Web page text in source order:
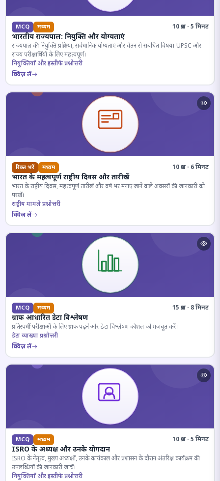
MCQ मध्यम 10 प्रश्न · 5 मिनट
भारतीय राज्यपाल: नियुक्ति और योग्यताएं
राज्यपाल की नियुक्ति प्रक्रिया, संवैधानिक योग्यताएं और वेतन से संबंधित विषय। UPSC और
राज्य परीक्षार्थियों के लिए महत्वपूर्ण।
नियुक्तियाँ और इस्तीफे प्रश्नोत्तरी
क्विज़ लें
रिक्त भरें मध्यम 10 प्रश्न · 6 मिनट
भारत के महत्वपूर्ण राष्ट्रीय दिवस और तारीखें
भारत के राष्ट्रीय दिवस, महत्वपूर्ण तारीखें और वर्ष भर मनाए जाने वाले अवसरों की जानकारी को
परखें।
राष्ट्रीय मामले प्रश्नोत्तरी
क्विज़ लें
MCQ मध्यम 15 प्रश्न · 8 मिनट
ग्राफ आधारित डेटा विश्लेषण
प्रतिस्पर्धी परीक्षाओं के लिए ग्राफ पढ़ने और डेटा विश्लेषण कौशल को मजबूत करें।
डेटा व्याख्या प्रश्नोत्तरी
क्विज़ लें
MCQ मध्यम 10 प्रश्न · 5 मिनट
ISRO के अध्यक्ष और उनके योगदान
ISRO के नेतृत्व, मुख्य अध्यक्षों, उनके कार्यकाल और प्रशासन के दौरान अंतरिक्ष कार्यक्रम की
उपलब्धियों की जानकारी जांचें।
नियुक्तियाँ और इस्तीफे प्रश्नोत्तरी